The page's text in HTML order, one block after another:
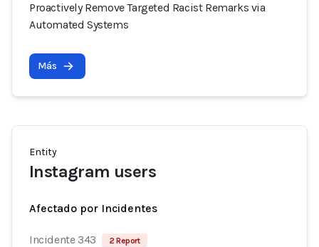
Proactively Remove Targeted Racist Remarks via
Automated Systems
Más
Entity
Instagram users
Afectado por Incidentes
Incidente 343 2 Report